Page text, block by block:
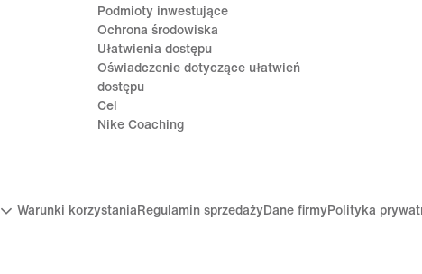
Podmioty inwestujące
Ochrona środowiska
Ułatwienia dostępu
Oświadczenie dotyczące ułatwień
dostępu
Cel
Nike Coaching
Warunki korzystania Regulamin sprzedażyDane firmyPolityka